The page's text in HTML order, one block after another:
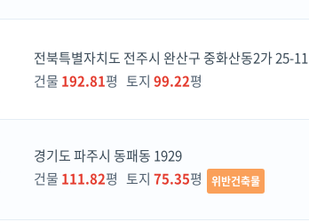
전북특별자치도 전주시 완산구 중화산동2가 25-11
건물 192.81평 토지 99.22평
경기도 파주시 동패동 1929
건물 111.82평 토지 75.35평 위반건축물